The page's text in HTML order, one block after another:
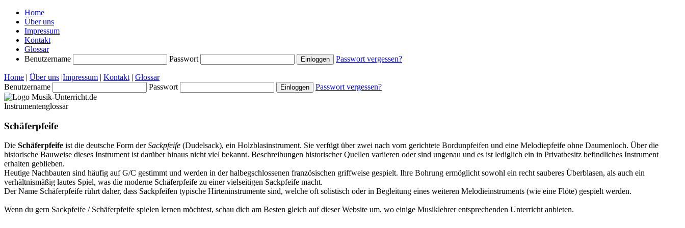
Home
Über uns
Impressum
Kontakt
Glossar
Benutzername
Passwort Passwort vergessen?
Home | Über uns |Impressum | Kontakt | Glossar
Benutzername
Passwort Passwort vergessen?
Instrumentenglossar
Schäferpfeife
Die Schäferpfeife ist die deutsche Form derSackpfeife (Dudelsack), ein Holzblasinstrument. Sie verfügt über zwei nach vorn gerichtete Bordunpfeifen und eine Melodiepfeife ohne Daumenloch. Über die
historische Bauweise dieses Instrument ist darüber hinaus nicht viel bekannt. Beschreibungen historischer Quellen variieren oder sind ungenau und es ist lediglich ein in Privatbesitz befindliches Instrument
erhalten geblieben.
Heutige Nachbauten sind häufig auf G/C gestimmt und werden in der halbegschlossenen französischen griffweise gespielt. Ihre Bohrung ermöglicht sowohl ein recht sauberes Überblasen, als auch ein
verhältnismäßig lautes Spiel, was die moderne Schäferpfeife zu einer vielseitigen Sackpfeife macht.
Der Name Schäferpfeife rührt daher, dass Sackpfeifen typische Hirteninstrumente sind, welche oft solistisch oder in Begleitung eines weiteren Melodieinstruments (wie eine Flöte) gespielt werden.
Wenn du gern Sackpfeife / Schäferpfeife spielen lernen möchtest, schau dich am Besten gleich auf dieser Website um, wo einige Musiklehrer entsprechenden Unterricht anbieten.